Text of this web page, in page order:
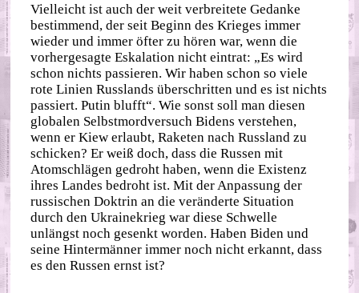
Vielleicht ist auch der weit verbreitete Gedanke
bestimmend, der seit Beginn des Krieges immer
wieder und immer öfter zu hören war, wenn die
vorhergesagte Eskalation nicht eintrat: „Es wird
schon nichts passieren. Wir haben schon so viele
rote Linien Russlands überschritten und es ist nichts
passiert. Putin blufft“. Wie sonst soll man diesen
globalen Selbstmordversuch Bidens verstehen,
wenn er Kiew erlaubt, Raketen nach Russland zu
schicken? Er weiß doch, dass die Russen mit
Atomschlägen gedroht haben, wenn die Existenz
ihres Landes bedroht ist. Mit der Anpassung der
russischen Doktrin an die veränderte Situation
durch den Ukrainekrieg war diese Schwelle
unlängst noch gesenkt worden. Haben Biden und
seine Hintermänner immer noch nicht erkannt, dass
es den Russen ernst ist?